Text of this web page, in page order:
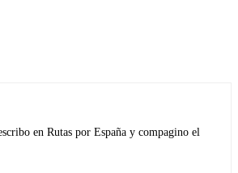
en Rutas por España y compagino el